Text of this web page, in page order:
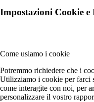
Impostazioni Cookie e
Come usiamo i cookie
Potremmo richiedere che i
Utilizziamo i cookie per farci
come interagite con noi, per
personalizzare il vostro